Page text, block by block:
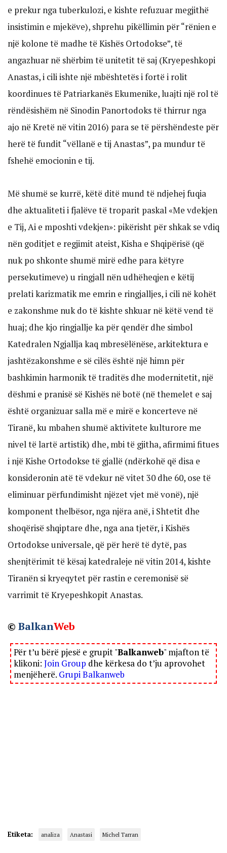
e prekur nga tuberkulozi, e kishte refuzuar megjithë
insistimin e mjekëve), shprehu pikëllimin për “rënien e
një kolone të madhe të Kishës Ortodokse”, të
angazhuar në shërbim të unitetit të saj (Kryepeshkopi
Anastas, i cili ishte një mbështetës i fortë i rolit
koordinues të Patriarkanës Ekumenike, luajti një rol të
rëndësishëm në Sinodin Panortodoks të thirrur nga
ajo në Kretë në vitin 2016) para se të përshëndeste për
herë të fundit “vëllanë e tij Anastas”, pa mundur të
fshehë emocionin e tij.
Më shumë se kurrë, këtë ditë mund të ndjehej fuqia
dhe aktualiteti i fjalëve të troparit paskal «Me vdekjen
e Tij, Ai e mposhti vdekjen»: pikërisht për shkak se vdiq
nën goditjet e regjimit ateist, Kisha e Shqipërisë (që
nuk po shkonte shumë mirë edhe para këtyre
persekutimeve) u ringjall nën udhëheqjen e këtij
prelati karizmatik me emrin e ringjalljes, i cili në kohët
e zakonshme nuk do të kishte shkuar në këtë vend të
huaj; dhe kjo ringjallje ka për qendër dhe simbol
Katedralen Ngjallja kaq mbresëlënëse, arkitektura e
jashtëzakonshme e së cilës është një himn për
bashkimin harmonik të traditës dhe modernitetit, një
dëshmi e pranisë së Kishës në botë (në themelet e saj
është organizuar salla më e mirë e koncerteve në
Tiranë, ku mbahen shumë aktivitete kulturore me
nivel të lartë artistik) dhe, mbi të gjitha, afirmimi fitues
i një Kishe Ortodokse të gjallë (ndërkohë që disa e
konsideronin atë të vdekur në vitet 30 dhe 60, ose të
eliminuar përfundimisht njëzet vjet më vonë), një
komponent thelbësor, nga njëra anë, i Shtetit dhe
shoqërisë shqiptare dhe, nga ana tjetër, i Kishës
Ortodokse universale, që për herë të dytë, pas
shenjtërimit të kësaj katedraleje në vitin 2014, kishte
Tiranën si kryeqytet për rastin e ceremonisë së
varrimit të Kryepeshkopit Anastas.
© BalkanWeb
Për t’u bërë pjesë e grupit "Balkanweb" mjafton të
klikoni: Join Group dhe kërkesa do t’ju aprovohet
menjëherë. Grupi Balkanweb
Etiketa: analiza Anastasi Michel Tarran